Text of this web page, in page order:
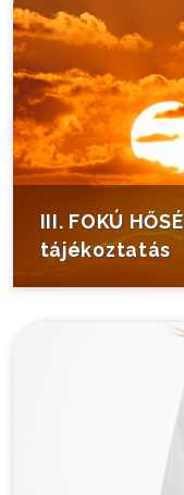
III. FOKÚ
tájékoztatás